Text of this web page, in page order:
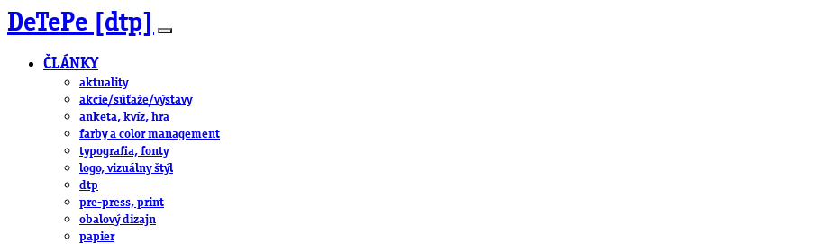
DeTePe [dtp]
ČLÁNKY
aktuality
akcie/súťaže/výstavy
anketa, kvíz, hra
farby a color management
typografia, fonty
logo, vizuálny štýl
dtp
pre-press, print
obalový dizajn
papier